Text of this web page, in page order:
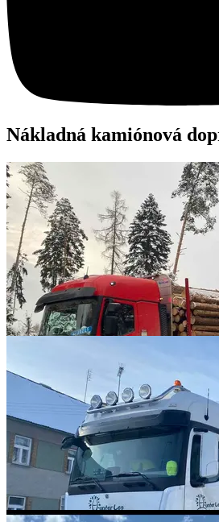
Nákladná kamiónová